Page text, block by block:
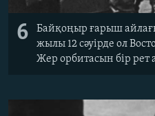
6
Байқоңыр ғарыш
жылы 12 сәуірде ол
Жер орбитасын бір